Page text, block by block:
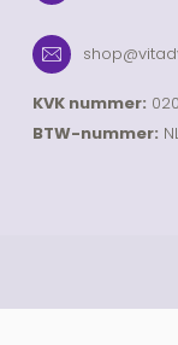
KVK nummer:
BTW-nummer: